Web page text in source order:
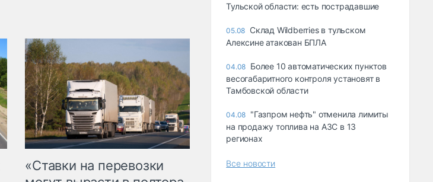
«Ставки на перевозки
Тульской области: есть пострадавшие
05.08 Склад Wildberries в тульском
Алексине атакован БПЛА
04.08 Более 10 автоматических пунктов
весогабаритного контроля установят в
Тамбовской области
04.08 "Газпром нефть" отменила лимиты
на продажу топлива на АЗС в 13
регионах
Все новости